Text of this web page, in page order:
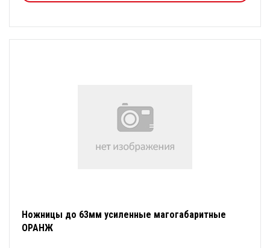
Ножницы до 63мм усиленные магогабаритные
ОРАНЖ